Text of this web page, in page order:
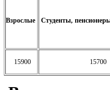
Взрослые Студенты,
15900 15700